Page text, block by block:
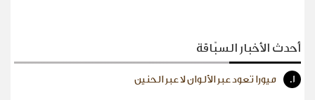
أحدث الأخبار السبّاقة
1. ميورا تعود عبر الألوان لا عبر الحنين